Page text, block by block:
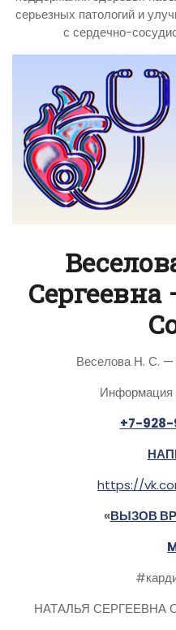
серьезных патологий и
с сердечно-
Веселова Н. С. —
Информация
+7-
https://
«ВЫЗОВ
НАТАЛЬЯ СЕРГЕЕВНА